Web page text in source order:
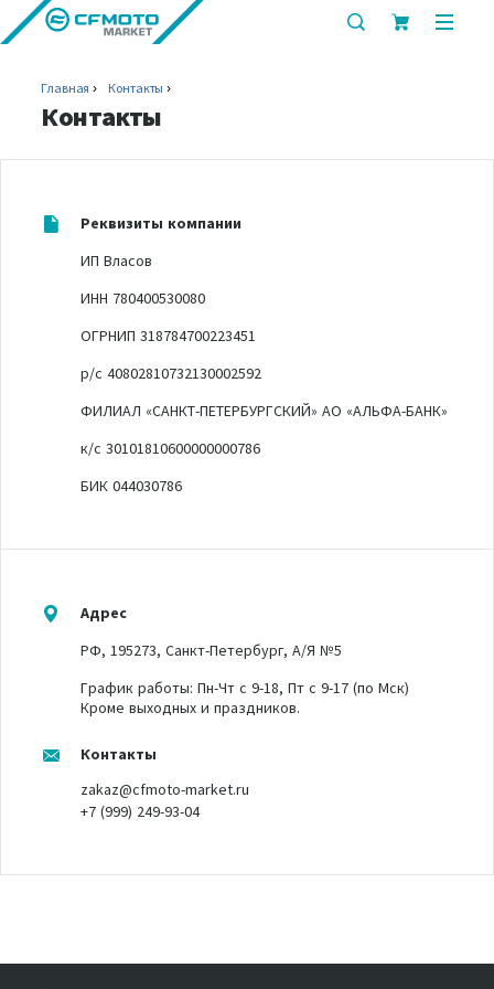
показать
Главная Контакты
Контакты
Реквизиты компании
ИП Власов
ИНН 780400530080
ОГРНИП 318784700223451
р/с 40802810732130002592
ФИЛИАЛ «САНКТ-ПЕТЕРБУРГСКИЙ» АО «АЛЬФА-БАНК»
к/с 30101810600000000786
БИК 044030786
Адрес
РФ, 195273, Санкт-Петербург, А/Я №5
График работы: Пн-Чт с 9-18, Пт с 9-17 (по Мск)
Кроме выходных и праздников.
Контакты
zakaz@cfmoto-market.ru
+7 (999) 249-93-04